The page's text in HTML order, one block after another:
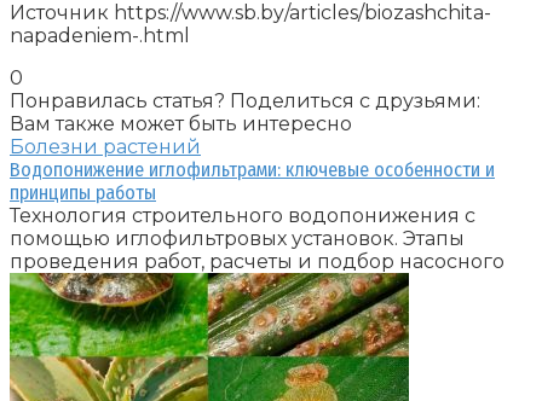
Источник https://www.sb.by/articles/biozashchita-
napadeniem-.html
0
Понравилась статья? Поделиться с друзьями:
Вам также может быть интересно
Болезни растений
Водопонижение иглофильтрами: ключевые особенности и
принципы работы
Технология строительного водопонижения с
помощью иглофильтровых установок. Этапы
проведения работ, расчеты и подбор насосного